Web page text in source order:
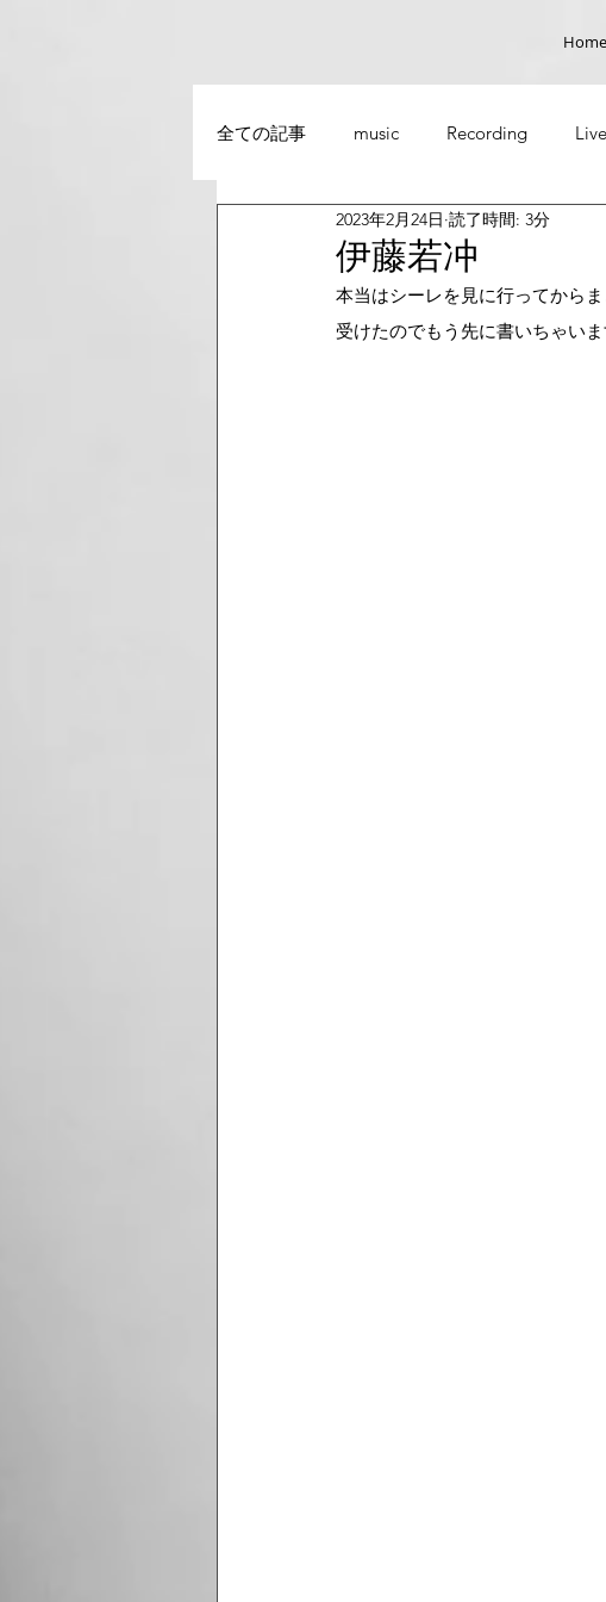
Home
全ての記事 music Recording Live
伊藤若冲
2023年2月24日 読了時間: 3分
本当はシーレを見に行ってから
受けたのでもう先に書いちゃいま